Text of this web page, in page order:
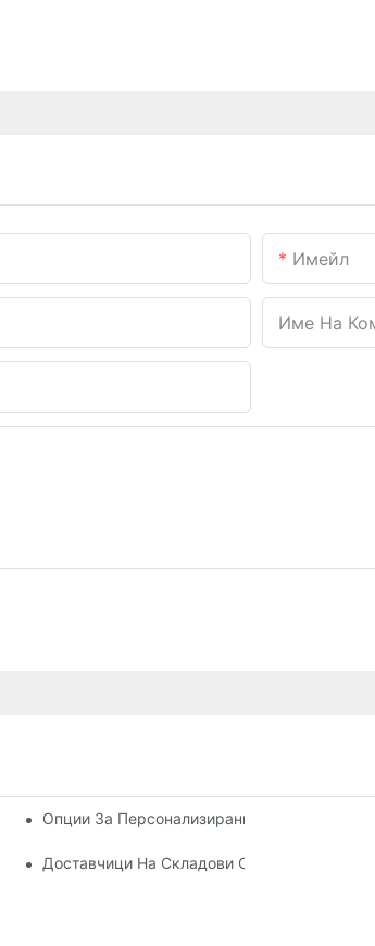
Имейл
Име На
Управление На Склада
Опции За Персонализирани Палетни
Всяка Индустрия
Доставчици На Складови Стелажи: Какво